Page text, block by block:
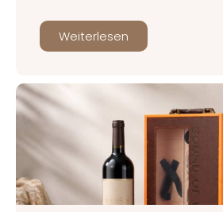
Weiterlesen